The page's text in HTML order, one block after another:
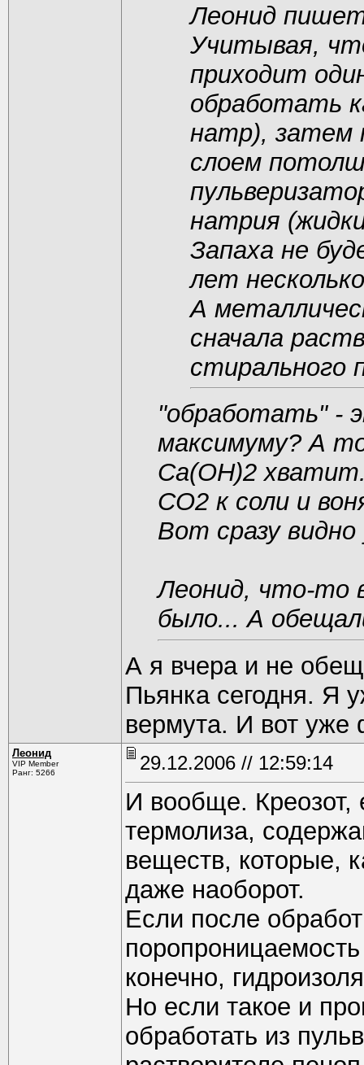
Леонид
Учитывая,
приходит
обработать
натр), затем
слоем
натрия
Запаха не
лет
А
сначала
стирального
"обработать" -
максимуму? А
Ca(OH)2
CO2 к соли и
Вот сразу
Леонид, что-то
было... А
А я вчера и не
Пьянка сегодня. Я
вермута. И вот
Леонид
VIP Member
Ранг: 5266
29.12.2006 // 12:59:14
И вообще. Креозот,
термолиза,
веществ, которые,
даже наоборот.
Если после
конечно,
Но если такое и
обработать из